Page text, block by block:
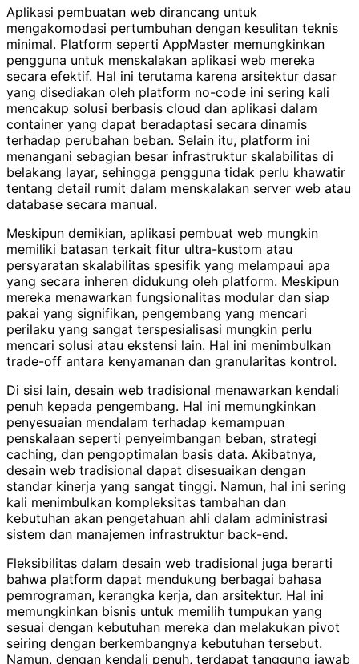
Aplikasi pembuatan web dirancang untuk
mengakomodasi pertumbuhan dengan kesulitan teknis
minimal. Platform seperti AppMaster memungkinkan
pengguna untuk menskalakan aplikasi web mereka
secara efektif. Hal ini terutama karena arsitektur dasar
yang disediakan oleh platform no-code ini sering kali
mencakup solusi berbasis cloud dan aplikasi dalam
container yang dapat beradaptasi secara dinamis
terhadap perubahan beban. Selain itu, platform ini
menangani sebagian besar infrastruktur skalabilitas di
belakang layar, sehingga pengguna tidak perlu khawatir
tentang detail rumit dalam menskalakan server web atau
database secara manual.
Meskipun demikian, aplikasi pembuat web mungkin
memiliki batasan terkait fitur ultra-kustom atau
persyaratan skalabilitas spesifik yang melampaui apa
yang secara inheren didukung oleh platform. Meskipun
mereka menawarkan fungsionalitas modular dan siap
pakai yang signifikan, pengembang yang mencari
perilaku yang sangat terspesialisasi mungkin perlu
mencari solusi atau ekstensi lain. Hal ini menimbulkan
trade-off antara kenyamanan dan granularitas kontrol.
Di sisi lain, desain web tradisional menawarkan kendali
penuh kepada pengembang. Hal ini memungkinkan
penyesuaian mendalam terhadap kemampuan
penskalaan seperti penyeimbangan beban, strategi
caching, dan pengoptimalan basis data. Akibatnya,
desain web tradisional dapat disesuaikan dengan
standar kinerja yang sangat tinggi. Namun, hal ini sering
kali menimbulkan kompleksitas tambahan dan
kebutuhan akan pengetahuan ahli dalam administrasi
sistem dan manajemen infrastruktur back-end.
Fleksibilitas dalam desain web tradisional juga berarti
bahwa platform dapat mendukung berbagai bahasa
pemrograman, kerangka kerja, dan arsitektur. Hal ini
memungkinkan bisnis untuk memilih tumpukan yang
sesuai dengan kebutuhan mereka dan melakukan pivot
seiring dengan berkembangnya kebutuhan tersebut.
Namun, dengan kendali penuh, terdapat tanggung jawab